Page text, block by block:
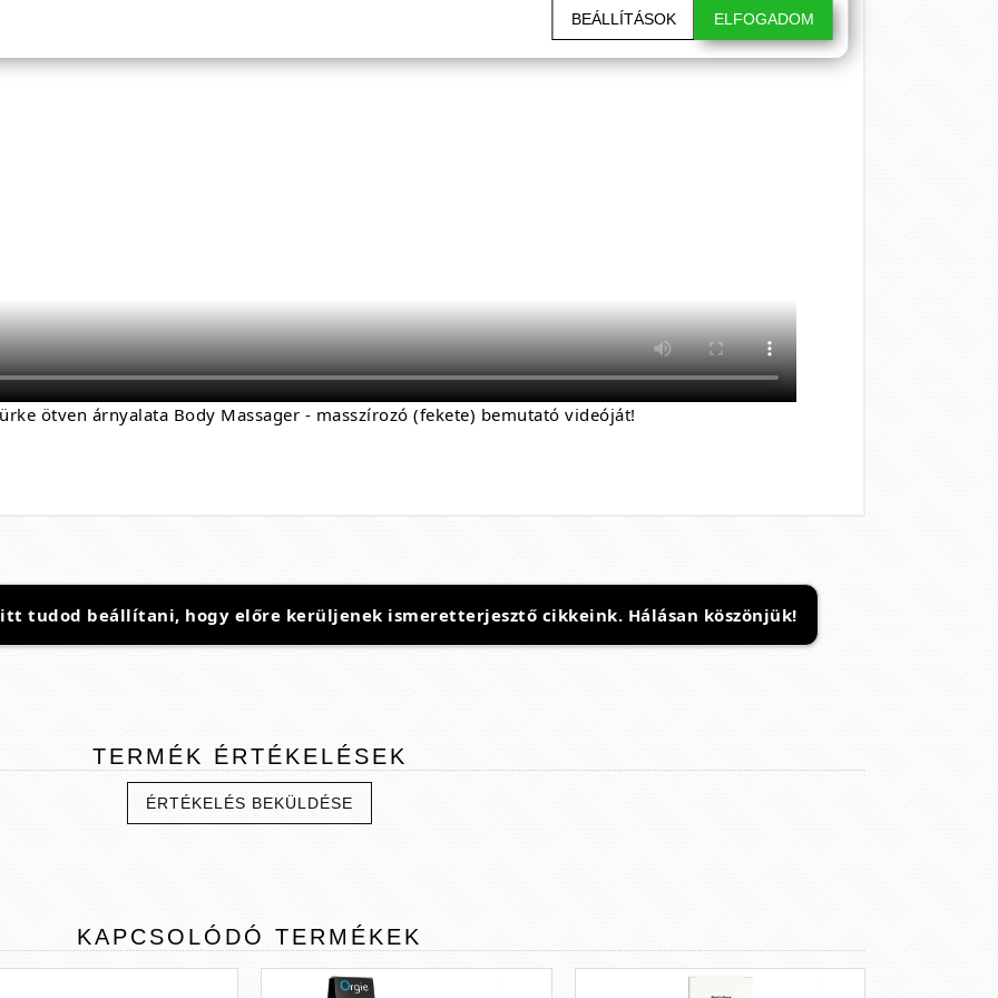
ötven árnyalata Body Massager - masszírozó (fekete) bemutató videóját!
tudod beállítani, hogy előre kerüljenek ismeretterjesztő cikkeink. Hálásan köszönjük!
TERMÉK ÉRTÉKELÉSEK
ÉRTÉKELÉS BEKÜLDÉSE
KAPCSOLÓDÓ TERMÉKEK
BEÁLLÍTÁSOK ELFOGADOM